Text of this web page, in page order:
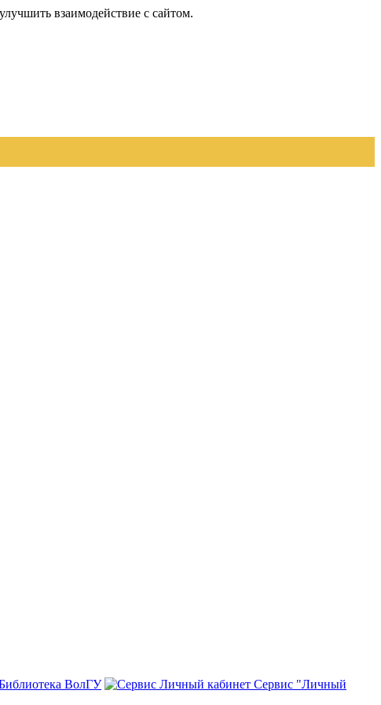
взаимодействие с сайтом.
ВолГУ
Сервис "Личный